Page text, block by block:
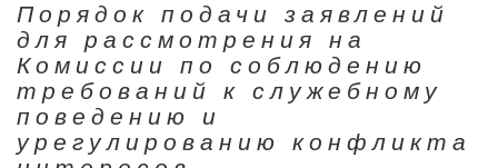
Порядок подачи заявлений
для рассмотрения на
Комиссии по соблюдению
требований к служебному
поведению и
урегулированию конфликта